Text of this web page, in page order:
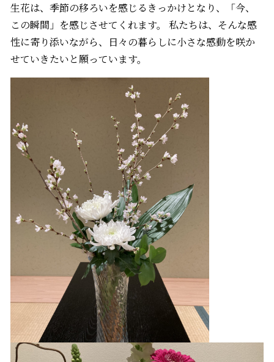
生花は、季節の移ろいを感じるきっかけとなり、「今、
この瞬間」を感じさせてくれます。 私たちは、そんな感
性に寄り添いながら、日々の暮らしに小さな感動を咲か
せていきたいと願っています。